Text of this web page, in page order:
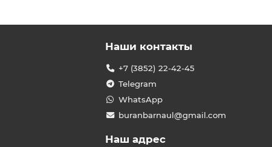
Наши контакты
+7 (3852) 22-42-45
Telegram
WhatsApp
buranbarnaul@gmail.com
Наш адрес